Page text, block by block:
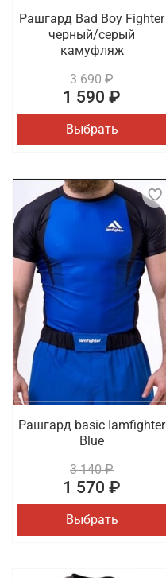
Рашгард Bad Boy Fighter
черный/серый
камуфляж
3 690 ₽
1 590 ₽
Выбрать
Рашгард basic Iamfighter
Blue
3 140 ₽
1 570 ₽
Выбрать